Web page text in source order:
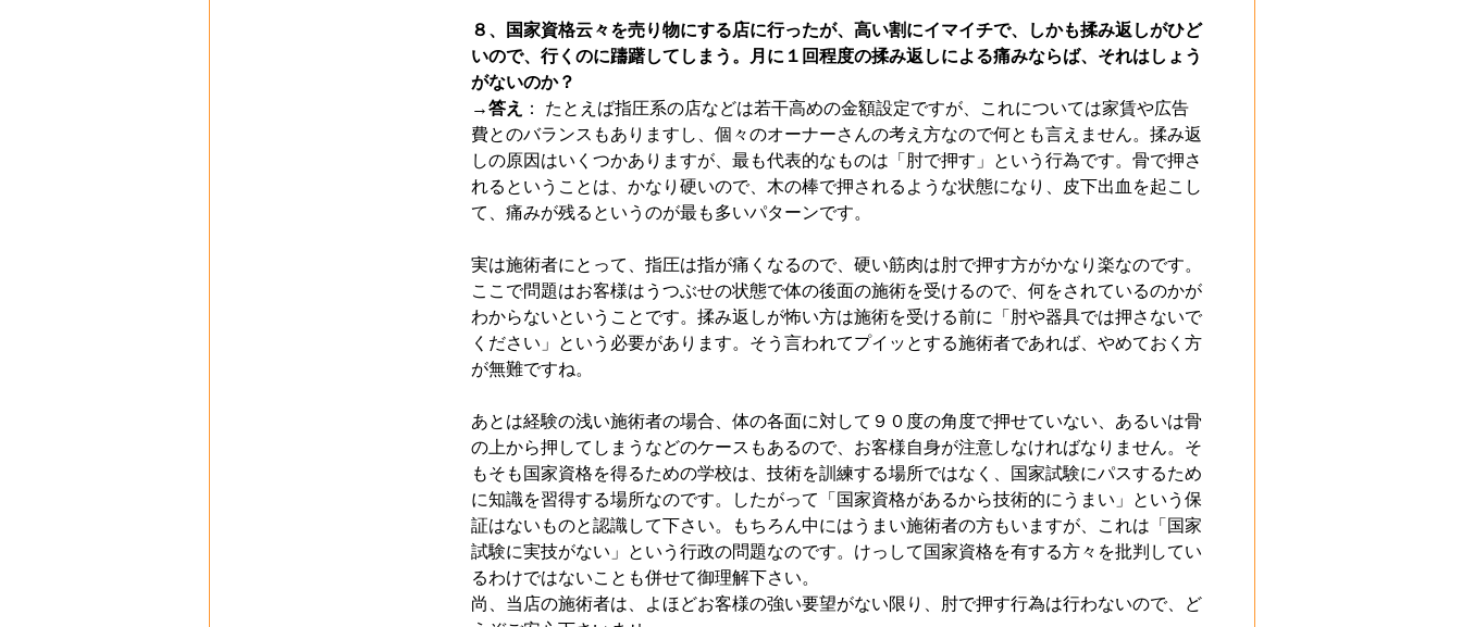
８、国家資格云々を売り物にする店に行ったが、高い割にイマイチで、しかも揉み返しがひど
いので、行くのに躊躇してしまう。月に１回程度の揉み返しによる痛みならば、それはしょう
がないのか？
→答え
： たとえば指圧系の店などは若干高めの金額設定ですが、これについては家賃や広告
費とのバランスもありますし、個々のオーナーさんの考え方なので何とも言えません。揉み返
しの原因はいくつかありますが、最も代表的なものは「肘で押す」という行為です。骨で押さ
れるということは、かなり硬いので、木の棒で押されるような状態になり、皮下出血を起こし
て、痛みが残るというのが最も多いパターンです。
実は施術者にとって、指圧は指が痛くなるので、硬い筋肉は肘で押す方がかなり楽なのです。
ここで問題はお客様はうつぶせの状態で体の後面の施術を受けるので、何をされているのかが
わからないということです。揉み返しが怖い方は施術を受ける前に「肘や器具では押さないで
ください」という必要があります。そう言われてプイッとする施術者であれば、やめておく方
が無難ですね。
あとは経験の浅い施術者の場合、体の各面に対して９０度の角度で押せていない、あるいは骨
の上から押してしまうなどのケースもあるので、お客様自身が注意しなければなりません。そ
もそも国家資格を得るための学校は、技術を訓練する場所ではなく、国家試験にパスするため
に知識を習得する場所なのです。したがって「国家資格があるから技術的にうまい」という保
証はないものと認識して下さい。もちろん中にはうまい施術者の方もいますが、これは「国家
試験に実技がない」という行政の問題なのです。けっして国家資格を有する方々を批判してい
るわけではないことも併せて御理解下さい。
尚、当店の施術者は、よほどお客様の強い要望がない限り、肘で押す行為は行わないので、ど